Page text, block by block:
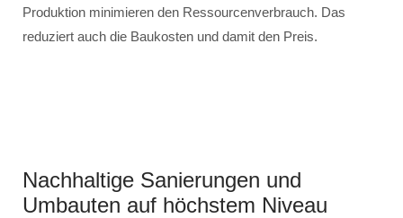
Produktion minimieren den Ressourcenverbrauch. Das
reduziert auch die Baukosten und damit den Preis.
Nachhaltige Sanierungen und
Umbauten auf höchstem Niveau